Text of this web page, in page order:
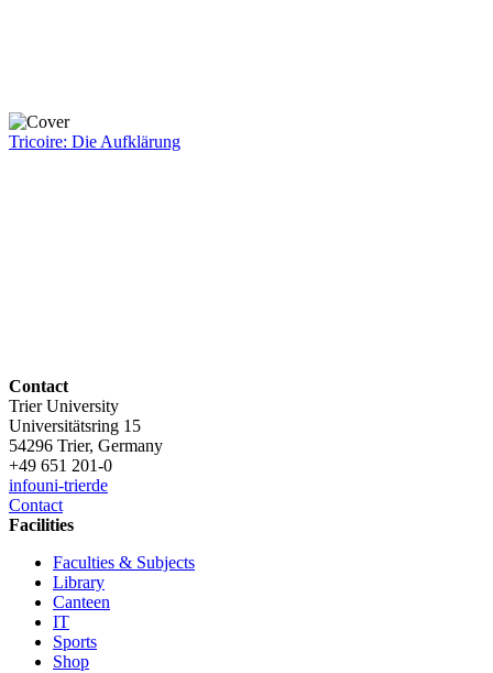
Tricoire: Die Aufklärung
Contact
Trier University
Universitätsring 15
54296 Trier, Germany
+49 651 201-0
infouni-trierde
Contact
Facilities
Faculties & Subjects
Library
Canteen
IT
Sports
Shop